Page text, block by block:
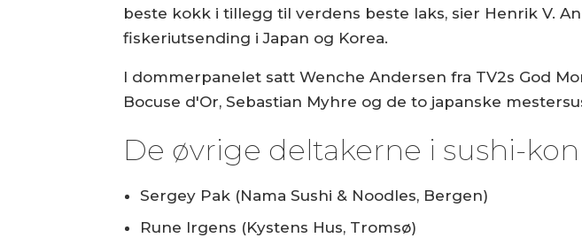
beste kokk i tillegg til verdens beste laks, sier Henrik V.
fiskeriutsending i Japan og Korea.
I dommerpanelet satt Wenche Andersen fra TV2s God
Bocuse d'Or, Sebastian Myhre og de to japanske
De øvrige deltakerne i sushi-
Sergey Pak (Nama Sushi & Noodles, Bergen)
Rune Irgens (Kystens Hus, Tromsø)